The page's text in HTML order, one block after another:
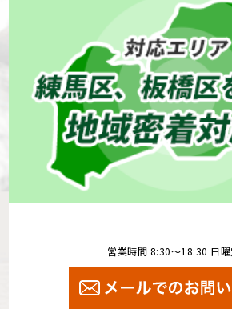
営業時間 8:30～18:30 日